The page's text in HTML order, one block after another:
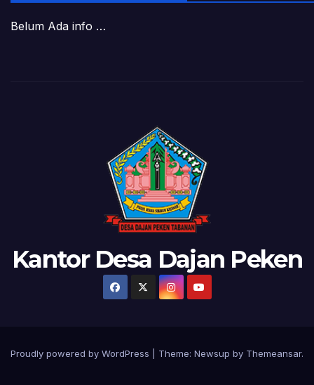
Belum Ada info …
Kantor Desa Dajan Peken
Proudly powered by WordPress Theme: Newsup by Themeansar.